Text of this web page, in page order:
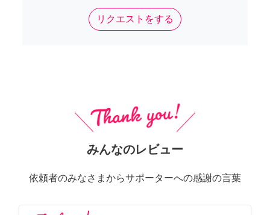
リクエストをする
みんなのレビュー
依頼者のみなさまからサポーターへの感謝の言葉